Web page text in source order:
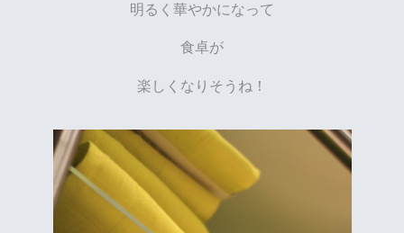
明るく華やかになって
食卓が
楽しくなりそうね！